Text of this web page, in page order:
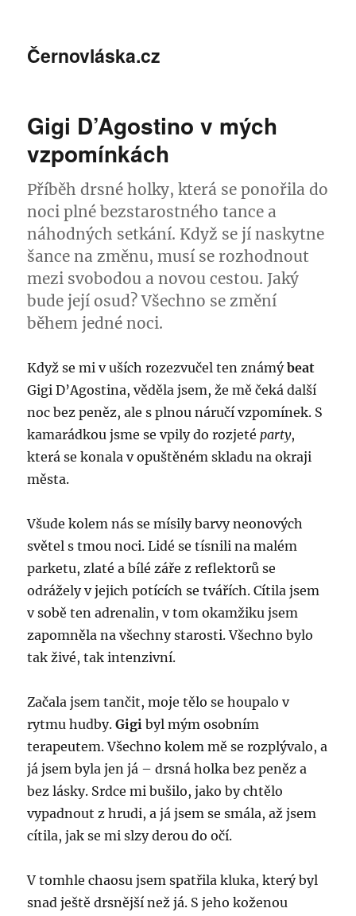
Černovláska.cz
Gigi D’Agostino v mých
vzpomínkách
Příběh drsné holky, která se ponořila do
noci plné bezstarostného tance a
náhodných setkání. Když se jí naskytne
šance na změnu, musí se rozhodnout
mezi svobodou a novou cestou. Jaký
bude její osud? Všechno se změní
během jedné noci.
Když se mi v uších rozezvučel ten známýbeat
Gigi D’Agostina, věděla jsem, že mě čeká další
noc bez peněz, ale s plnou náručí vzpomínek. S
kamarádkou jsme se vpily do rozjetéparty,
která se konala v opuštěném skladu na okraji
města.
Všude kolem nás se mísily barvy neonových
světel s tmou noci. Lidé se tísnili na malém
parketu, zlaté a bílé záře z reflektorů se
odrážely v jejich potících se tvářích. Cítila jsem
v sobě ten adrenalin, v tom okamžiku jsem
zapomněla na všechny starosti. Všechno bylo
tak živé, tak intenzivní.
Začala jsem tančit, moje tělo se houpalo v
rytmu hudby.Gigi byl mým osobním
terapeutem. Všechno kolem mě se rozplývalo, a
já jsem byla jen já – drsná holka bez peněz a
bez lásky. Srdce mi bušilo, jako by chtělo
vypadnout z hrudi, a já jsem se smála, až jsem
cítila, jak se mi slzy derou do očí.
V tomhle chaosu jsem spatřila kluka, který byl
snad ještě drsnější než já. S jeho koženou